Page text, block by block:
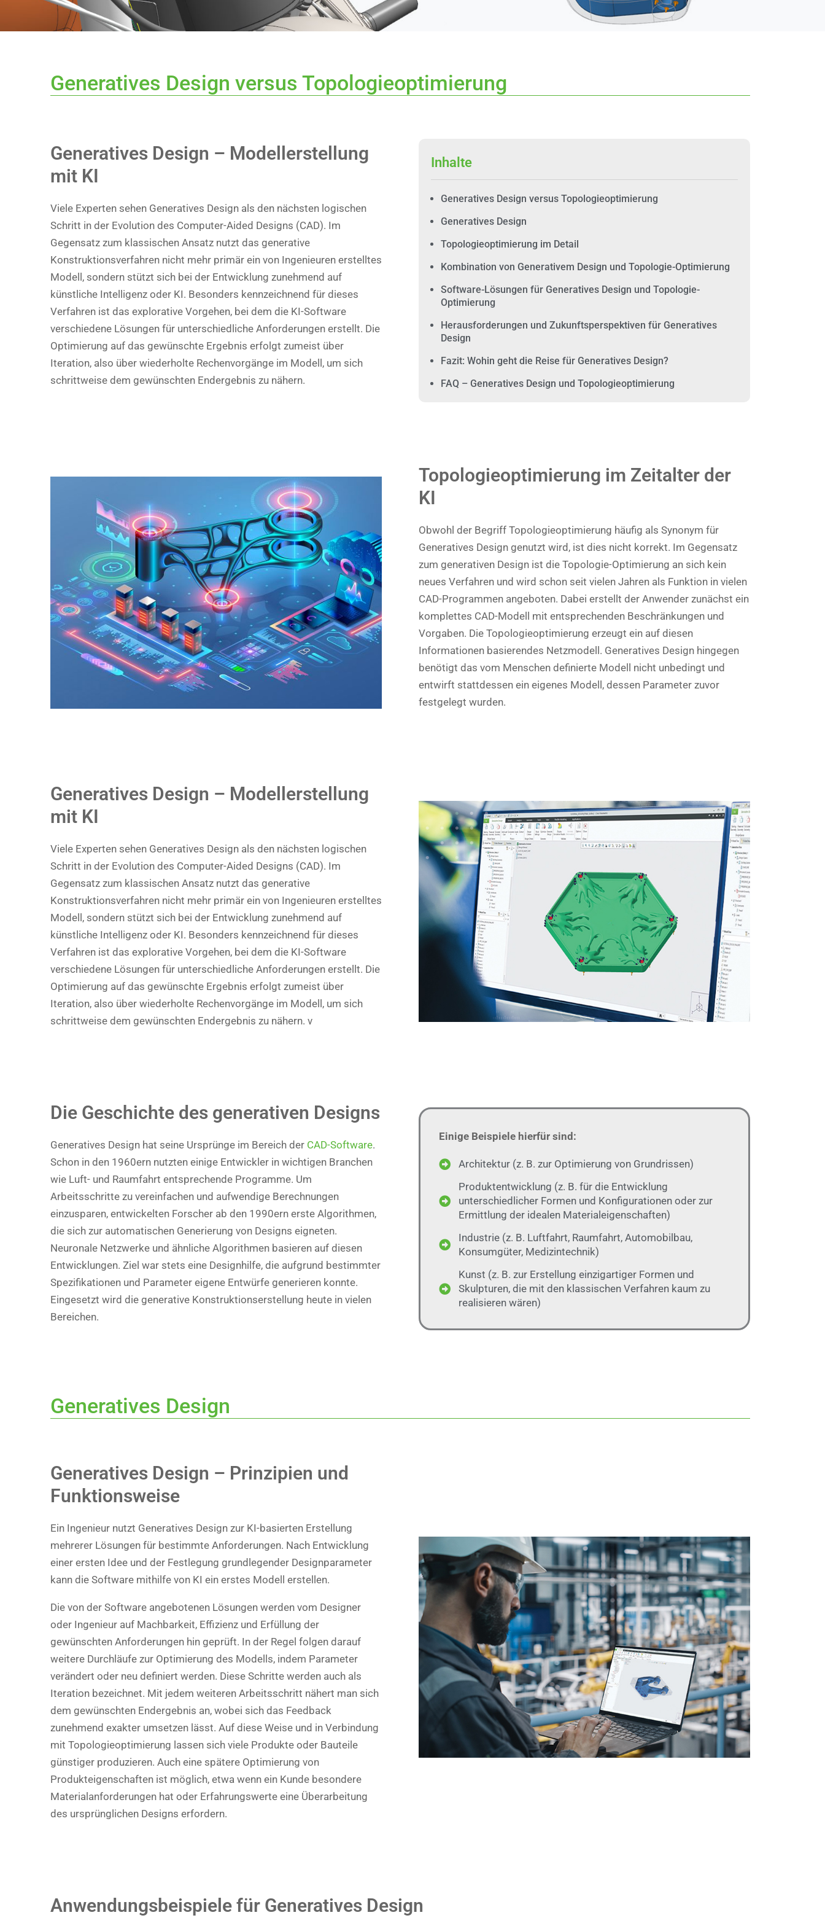
Generatives Design versus Topologieoptimierung
Generatives Design – Modellerstellung
mit KI
Viele Experten sehen Generatives Design als den nächsten logischen
Schritt in der Evolution des Computer-Aided Designs (CAD). Im
Gegensatz zum klassischen Ansatz nutzt das generative
Konstruktionsverfahren nicht mehr primär ein von Ingenieuren erstelltes
Modell, sondern stützt sich bei der Entwicklung zunehmend auf
künstliche Intelligenz oder KI. Besonders kennzeichnend für dieses
Verfahren ist das explorative Vorgehen, bei dem die KI-Software
verschiedene Lösungen für unterschiedliche Anforderungen erstellt. Die
Optimierung auf das gewünschte Ergebnis erfolgt zumeist über
Iteration, also über wiederholte Rechenvorgänge im Modell, um sich
schrittweise dem gewünschten Endergebnis zu nähern.
Inhalte
Generatives Design versus Topologieoptimierung
Generatives Design
Topologieoptimierung im Detail
Kombination von Generativem Design und Topologie-Optimierung
Software-Lösungen für Generatives Design und Topologie-
Optimierung
Herausforderungen und Zukunftsperspektiven für Generatives
Design
Fazit: Wohin geht die Reise für Generatives Design?
FAQ – Generatives Design und Topologieoptimierung
Topologieoptimierung im Zeitalter der
KI
Obwohl der Begriff Topologieoptimierung häufig als Synonym für
Generatives Design genutzt wird, ist dies nicht korrekt. Im Gegensatz
zum generativen Design ist die Topologie-Optimierung an sich kein
neues Verfahren und wird schon seit vielen Jahren als Funktion in vielen
CAD-Programmen angeboten. Dabei erstellt der Anwender zunächst ein
komplettes CAD-Modell mit entsprechenden Beschränkungen und
Vorgaben. Die Topologieoptimierung erzeugt ein auf diesen
Informationen basierendes Netzmodell. Generatives Design hingegen
benötigt das vom Menschen definierte Modell nicht unbedingt und
entwirft stattdessen ein eigenes Modell, dessen Parameter zuvor
festgelegt wurden.
Generatives Design – Modellerstellung
mit KI
Viele Experten sehen Generatives Design als den nächsten logischen
Schritt in der Evolution des Computer-Aided Designs (CAD). Im
Gegensatz zum klassischen Ansatz nutzt das generative
Konstruktionsverfahren nicht mehr primär ein von Ingenieuren erstelltes
Modell, sondern stützt sich bei der Entwicklung zunehmend auf
künstliche Intelligenz oder KI. Besonders kennzeichnend für dieses
Verfahren ist das explorative Vorgehen, bei dem die KI-Software
verschiedene Lösungen für unterschiedliche Anforderungen erstellt. Die
Optimierung auf das gewünschte Ergebnis erfolgt zumeist über
Iteration, also über wiederholte Rechenvorgänge im Modell, um sich
schrittweise dem gewünschten Endergebnis zu nähern. v
Die Geschichte des generativen Designs
Generatives Design hat seine Ursprünge im Bereich der CAD-Software.
Schon in den 1960ern nutzten einige Entwickler in wichtigen Branchen
wie Luft- und Raumfahrt entsprechende Programme. Um
Arbeitsschritte zu vereinfachen und aufwendige Berechnungen
einzusparen, entwickelten Forscher ab den 1990ern erste Algorithmen,
die sich zur automatischen Generierung von Designs eigneten.
Neuronale Netzwerke und ähnliche Algorithmen basieren auf diesen
Entwicklungen. Ziel war stets eine Designhilfe, die aufgrund bestimmter
Spezifikationen und Parameter eigene Entwürfe generieren konnte.
Eingesetzt wird die generative Konstruktionserstellung heute in vielen
Bereichen.
Einige Beispiele hierfür sind:
Architektur (z. B. zur Optimierung von Grundrissen)
Produktentwicklung (z. B. für die Entwicklung
unterschiedlicher Formen und Konfigurationen oder zur
Ermittlung der idealen Materialeigenschaften)
Industrie (z. B. Luftfahrt, Raumfahrt, Automobilbau,
Konsumgüter, Medizintechnik)
Kunst (z. B. zur Erstellung einzigartiger Formen und
Skulpturen, die mit den klassischen Verfahren kaum zu
realisieren wären)
Generatives Design
Generatives Design – Prinzipien und
Funktionsweise
Ein Ingenieur nutzt Generatives Design zur KI-basierten Erstellung
mehrerer Lösungen für bestimmte Anforderungen. Nach Entwicklung
einer ersten Idee und der Festlegung grundlegender Designparameter
kann die Software mithilfe von KI ein erstes Modell erstellen.
Die von der Software angebotenen Lösungen werden vom Designer
oder Ingenieur auf Machbarkeit, Effizienz und Erfüllung der
gewünschten Anforderungen hin geprüft. In der Regel folgen darauf
weitere Durchläufe zur Optimierung des Modells, indem Parameter
verändert oder neu definiert werden. Diese Schritte werden auch als
Iteration bezeichnet. Mit jedem weiteren Arbeitsschritt nähert man sich
dem gewünschten Endergebnis an, wobei sich das Feedback
zunehmend exakter umsetzen lässt. Auf diese Weise und in Verbindung
mit Topologieoptimierung lassen sich viele Produkte oder Bauteile
günstiger produzieren. Auch eine spätere Optimierung von
Produkteigenschaften ist möglich, etwa wenn ein Kunde besondere
Materialanforderungen hat oder Erfahrungswerte eine Überarbeitung
des ursprünglichen Designs erfordern.
Anwendungsbeispiele für Generatives Design